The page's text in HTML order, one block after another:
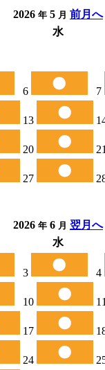
2026 年 5 月 前月へ
水
6 7
13
20
27
2026 年 6 月 翌月へ
水
3 4
10
17
24